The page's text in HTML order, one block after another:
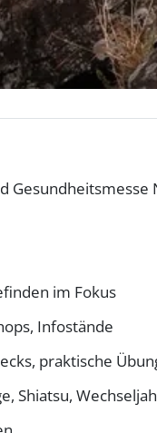
Gesundheitsmesse
im Fokus
Infostände
praktische
Shiatsu,